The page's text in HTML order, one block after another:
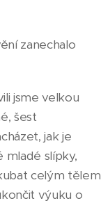
zanechalo
jsme velkou
šest
jak je
mladé slípky,
celým tělem
výuku o